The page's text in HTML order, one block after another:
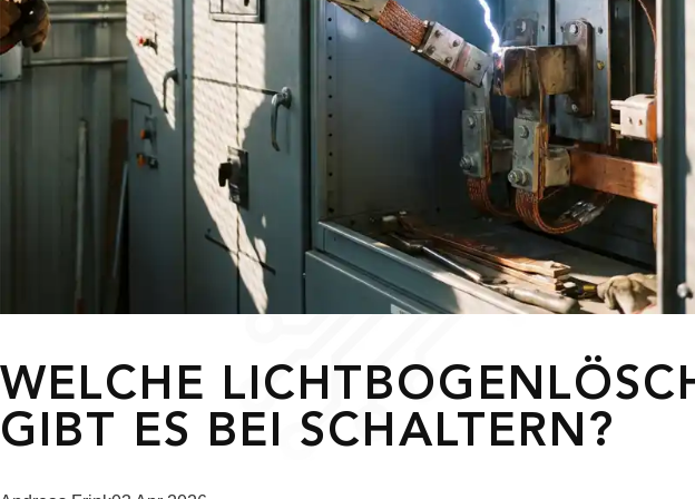
WELCHE
GIBT ES BEI SCHALTERN?